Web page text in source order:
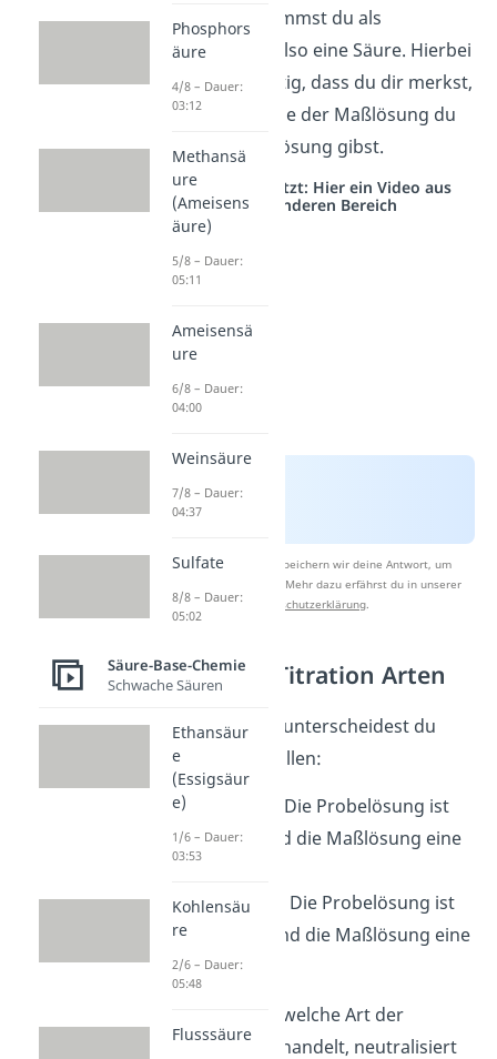
eine Base, nimmst du als
Maßlösung also eine Säure. Hierbei
ist sehr wichtig, dass du dir merkst,
welche Menge der Maßlösung du
in die Probelösung gibst.
Studyflix vernetzt: Hier ein Video aus
einem anderen Bereich
Nach Beantwortung speichern wir deine Antwort, um
Studyflix zu verbessern. Mehr dazu erfährst du in unserer
Datenschutzerklärung.
Säure Base Titration Arten
Bei der Titration unterscheidest du
zwischen zwei Fällen:
Acidimetrie:
Die Probelösung ist
eine Base und die Maßlösung eine
Alkalimetrie:
Die Probelösung ist
eine Säure und die Maßlösung eine
Base.
Je nachdem, um welche Art der
Titration es sich handelt, neutralisiert
Phosphors
äure
4/8 – Dauer:
03:12
Methansä
ure
(Ameisens
äure)
5/8 – Dauer:
05:11
Ameisensä
ure
6/8 – Dauer:
04:00
Weinsäure
7/8 – Dauer:
04:37
Sulfate
8/8 – Dauer:
05:02
Säure-Base-Chemie
Schwache Säuren
Ethansäur
e
(Essigsäur
e)
1/6 – Dauer:
03:53
Kohlensäu
re
2/6 – Dauer:
05:48
Flusssäure